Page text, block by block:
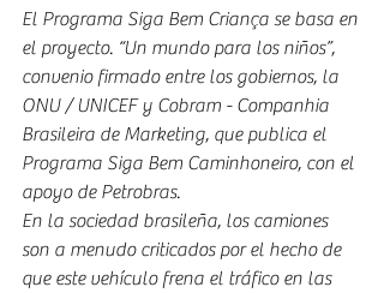
El Programa Siga Bem Criança se basa en
el proyecto. “Un mundo para los niños”,
convenio firmado entre los gobiernos, la
ONU / UNICEF y Cobram - Companhia
Brasileira de Marketing, que publica el
Programa Siga Bem Caminhoneiro, con el
apoyo de Petrobras.
En la sociedad brasileña, los camiones
son a menudo criticados por el hecho de
que este vehículo frena el tráfico en las